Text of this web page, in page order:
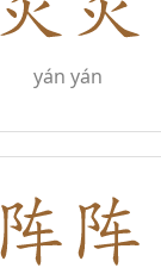
yán yán